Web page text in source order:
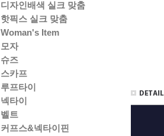
디자인배색 실크 맞춤
핫픽스 실크 맞춤
Woman's Item
모자
슈즈
스카프
루프타이
넥타이
벨트
커프스&넥타이핀